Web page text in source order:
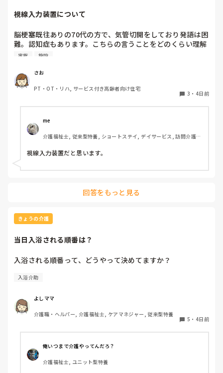
視線入力装置について
脳梗塞既往ありの70代の方で、気管切開をしており発語は困
難。認知症もあります。こちらの言うことをどのくらい理解
しているかは不明ですが、問いかけに頷くことはよくありま
られます。この前ケアマネの方からお話しを聞いたら、視線
入力装置？を導入したいと息子さんがおっしゃっているそう
です。そこで、施設などで実際使われている利用者の方がい
なせるものなのかお聞きしたいです。
家族 施設
さお
PT・OT・リハ, サービス付き高齢者向け住宅
3 ・ 4日前
me
介護福祉士, 従来型特養, ショートステイ, デイサービス, 訪問介護,
視線入力装置だと思います。
回答をもっと見る
きょうの介護
当日入浴される順番は？
入浴される順番って、どうやって決めてますか？
入浴介助
よしママ
介護職・ヘルパー, 介護福祉士, ケアマネジャー, 従来型特養
5 ・ 4日前
俺いつまで介護やってんだろ？
介護福祉士, ユニット型特養